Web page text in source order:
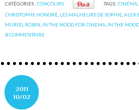
CATÉGORIES :CONCOURS TAGS :CINÉMA
CHRISTOPHE HONORÉ LES MALHEURS DE SOPHIE ,ALEX
MURIEL ROBIN IN THE MOOD FOR CINEMA IN THE
0COMMENTAIRE
2011
10/02